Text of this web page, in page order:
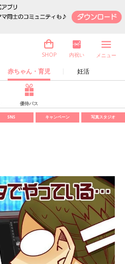
赤ちゃん・育児 妊活
SHOP 内祝い メニュー
優待パス
SNS キャンペーン 写真スタジオ